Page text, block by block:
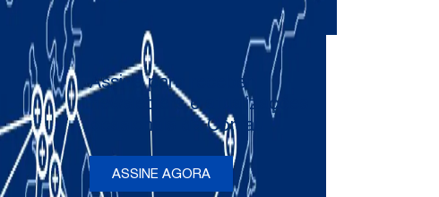
Assine para receber
newsletters e atualizações
ocasionais da Comau
ASSINE AGORA